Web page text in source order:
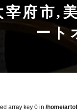
宰府市
ート
array key 0 in /home/